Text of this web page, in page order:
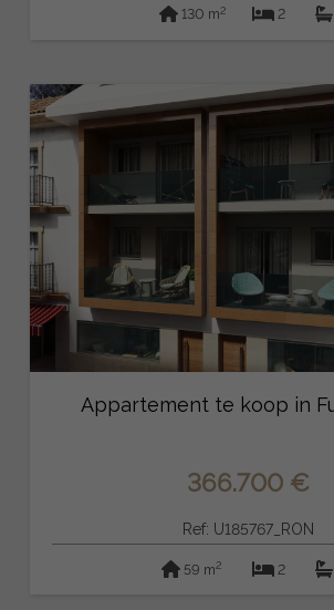
130 m2 2
Appartement te koop in
366.700 €
Ref: U185767_RON
59 m2 2